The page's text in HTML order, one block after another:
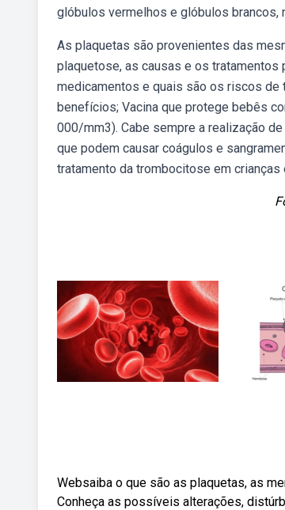
glóbulos vermelhos e glóbulos brancos,
As plaquetas são provenientes das
plaquetose, as causas e os tratamentos
medicamentos e quais são os riscos de
benefícios; Vacina que protege bebês
000/mm3). Cabe sempre a realização
que podem causar coágulos e
tratamento da trombocitose em crianças
Websaiba o que são as plaquetas, as
Conheça as possíveis alterações,